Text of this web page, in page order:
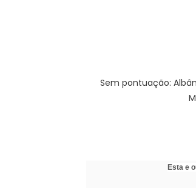
Sem pontuação:
Esta e